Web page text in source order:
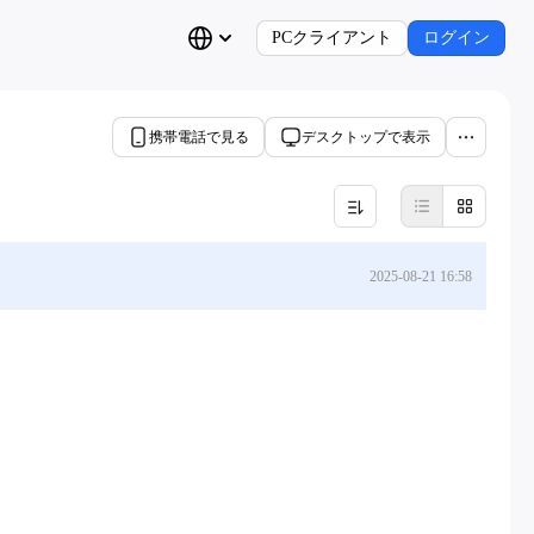
PCクライアント ログイン
携帯電話で見る デスクトップで表示
2025-08-21 16:58